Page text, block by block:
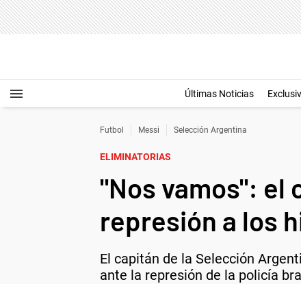
Últimas Noticias
Futbol Messi Selección Argentina
ELIMINATORIAS
"Nos vamos": el
represión a los
El capitán de la Selección
ante la represión de la policía